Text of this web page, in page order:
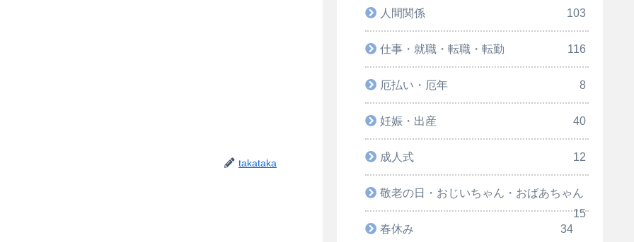
takataka
人間関係 103
仕事・就職・転職・転勤 116
厄払い・厄年 8
妊娠・出産 40
成人式 12
敬老の日・おじいちゃん・おばあちゃん
15
春休み
34